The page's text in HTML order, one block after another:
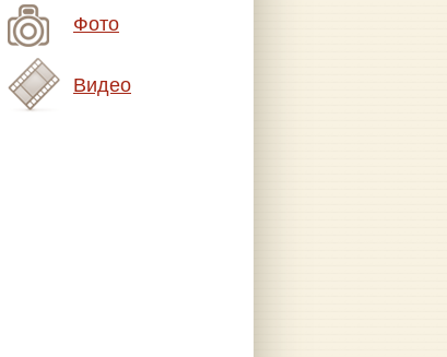
Фото
Видео